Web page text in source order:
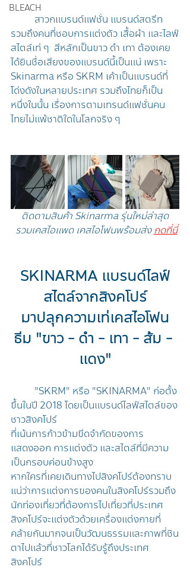
BLEACH
รวมถึงคนที่ชอบการแต่งตัว เสื้อผ้า และไลฟ์
สไตล์เท่ ๆ  สีหลักเป็นขาว ดำ เทา ต้องเคย
ได้ยินชื่อเสียงของแบรนด์นี้เป็นแน่ เพราะ
Skinarma หรือ SKRM เค้าเป็นแบรนด์ที่
โด่งดังในหลายประเทศ รวมถึงไทยก็เป็น
หนึ่งในนั้น เรื่องการตามเทรนด์แฟชั่นคน
ไทยไม่แพ้ชาติใดในโลกจริง ๆ
ติดตามสินค้า Skinarma รุ่นใหม่ล่าสุด
รวมเคสไอแพด เคสไอโฟนพร้อมส่ง กดที่นี่
SKINARMA แบรนด์ไลฟ์
สไตล์จากสิงคโปร์
มาปลุกความเท่เคสไอโฟน
ธีม "ขาว - ดำ - เทา - ส้ม -
แดง"
ขึ้นในปี 2018 โดยเป็นแบรนด์ไลฟ์สไตล์ของ
ชาวสิงคโปร์
ที่เน้นการก้าวข้ามขีดจำกัดของการ
แสดงออก การแต่งตัว และสไตล์ที่มีความ
เป็นกรอบค่อนข้างสูง
หากใครที่เคยเดินทางไปสิงคโปร์ต้องทราบ
แน่ว่าการแต่งการของคนในสิงคโปร์รวมถึง
นักท่องเที่ยวที่ต้องการไปเที่ยวที่ประเทศ
สิงคโปร์จะแต่งตัวด้วยเครื่องแต่งกายที่
คล้ายกันมากจนเป็นวัฒนธรรมและภาพที่ชิน
ตาไปแล้วที่ชาวโลกได้รับรู้ถึงประเทศ
สิงคโปร์